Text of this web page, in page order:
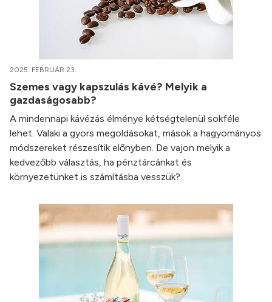
2025. FEBRUÁR 23.
Szemes vagy kapszulás kávé? Melyik a
gazdaságosabb?
A mindennapi kávézás élménye kétségtelenül sokféle
lehet. Valaki a gyors megoldásokat, mások a hagyományos
módszereket részesítik előnyben. De vajon melyik a
kedvezőbb választás, ha pénztárcánkat és
környezetünket is számításba vesszük?